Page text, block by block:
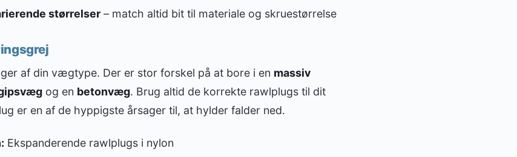
størrelser– match altid bit til materiale og skruestørrelse
af din vægtype. Der er stor forskel på at bore i en massiv
og en betonvæg. Brug altid de korrekte rawlplugs til dit
er en af de hyppigste årsager til, at hylder falder ned.
Ekspanderende rawlplugs i nylon